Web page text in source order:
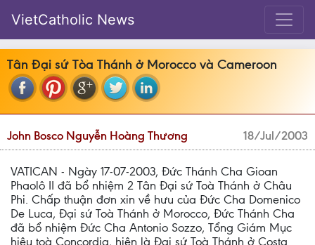
VietCatholic News
Tân Đại sứ Tòa Thánh ở Morocco và Cameroon
John Bosco Nguyễn Hoàng Thương 18/Jul/2003
VATICAN - Ngày 17-07-2003, Đức Thánh Cha Gioan
Phaolô II đã bổ nhiệm 2 Tân Đại sứ Toà Thánh ở Châu
Phi. Chấp thuận đơn xin về hưu của Đức Cha Domenico
De Luca, Đại sứ Toà Thánh ở Morocco, Đức Thánh Cha
đã bổ nhiệm Đức Cha Antonio Sozzo, Tổng Giám Mục
hiệu toà Concordia, hiện là Đại sứ Toà Thánh ở Costa